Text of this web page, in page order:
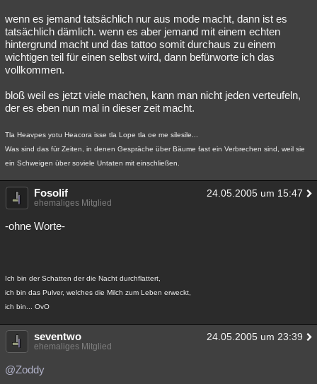
wenn es jemand tatsächlich nur aus mode macht, dann ist es
tatsächlich dämlich. wenn es aber jemand mit einem echten
hintergrund macht und das tattoo somit durchaus zu einem
wichtigen teil für einen selbst wird, dann befürworte ich das
vollkommen.
bloß weil es jetzt viele machen, kann man nicht jeden verteufeln,
der es eben nun mal in dieser zeit macht.
Tla Heavpes yotu Heacora isse tla Lope tla oe me silesile...
Was sind das für Zeiten, in denen Gespräche über Bäume fast ein Verbrechen sind, weil sie
ein Schweigen über soviele Untaten mit einschließen.
Fosolif 24.05.2005 um 15:47
ehemaliges Mitglied
-ohne Worte-
Ich bin der Schatten der die Nacht durchflattert,
ich bin das Pulver, welches die Milch zum Leben erweckt,
ich bin... OvO
seventwo 24.05.2005 um 23:39
ehemaliges Mitglied
@Zoddy